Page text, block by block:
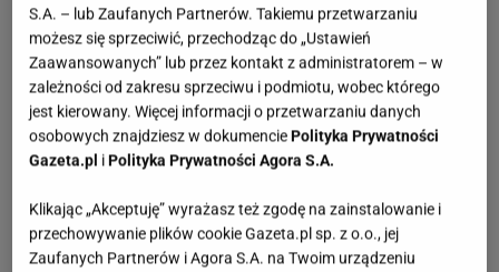
S.A. – lub Zaufanych Partnerów. Takiemu przetwarzaniu
możesz się sprzeciwić, przechodząc do „Ustawień
Zaawansowanych” lub przez kontakt z administratorem – w
zależności od zakresu sprzeciwu i podmiotu, wobec którego
jest kierowany. Więcej informacji o przetwarzaniu danych
osobowych znajdziesz w dokumencie Polityka Prywatności
Gazeta.pl i Polityka Prywatności Agora S.A.
Klikając „Akceptuję” wyrażasz też zgodę na zainstalowanie i
przechowywanie plików cookie Gazeta.pl sp. z o.o., jej
Zaufanych Partnerów i Agora S.A. na Twoim urządzeniu